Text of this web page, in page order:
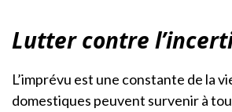
Lutter contre
L’imprévu est une constante de la
domestiques peuvent survenir à